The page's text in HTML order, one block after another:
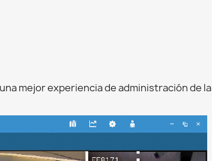
mejor experiencia de administración de la